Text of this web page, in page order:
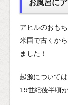
お風呂に
アヒルのおも
米国で古くか
ました！
起源について
19世紀後半頃